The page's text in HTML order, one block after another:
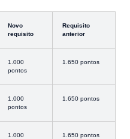
Novo
requisito
Requisito
anterior
1.000
pontos
1.650 pontos
1.000
pontos
1.650 pontos
1.000
1.650 pontos